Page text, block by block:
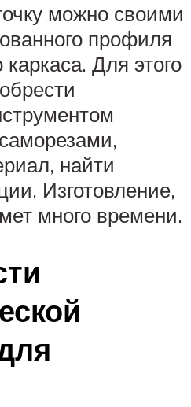
можно своими
профиля
Для этого
найти
Изготовление,
много времени.